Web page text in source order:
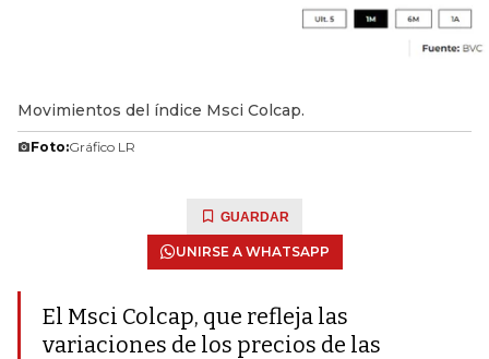
Movimientos del índice Msci Colcap.
Foto:Gráfico LR
GUARDAR
UNIRSE A WHATSAPP
El Msci Colcap, que refleja las
variaciones de los precios de las